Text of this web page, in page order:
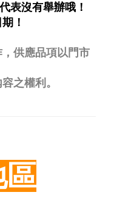
表沒有舉辦哦！
！
供應品項以門市
之權利。
區